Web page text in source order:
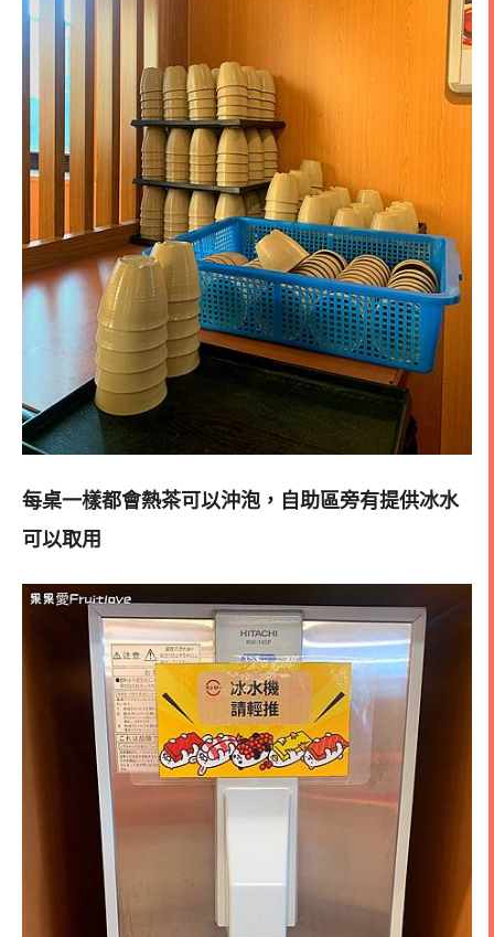
每桌一樣都會熱茶可以沖泡，自助區旁有提供冰水
可以取用